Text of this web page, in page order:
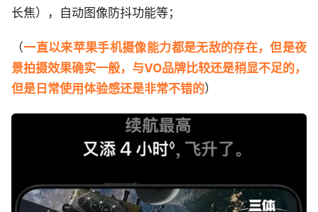
长焦），自动图像防抖功能等；
（一直以来苹果手机摄像能力都是无敌的存在，但是夜
景拍摄效果确实一般，与VO品牌比较还是稍显不足的，
但是日常使用体验感还是非常不错的）